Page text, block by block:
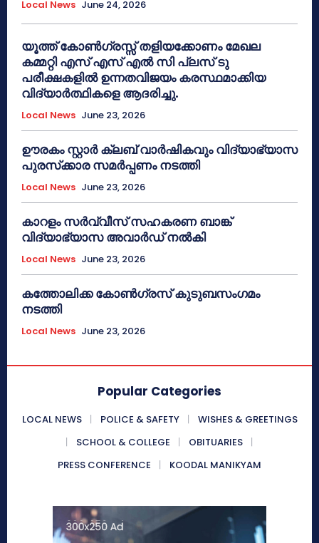
Local News June 24, 2026
യൂത്ത് കോൺഗ്രസ്സ് തളിയക്കോണം മേഖല
കമ്മറ്റി എസ് എസ് എൽ സി പ്ലസ് ടു
പരീക്ഷകളിൽ ഉന്നതവിജയം കരസ്ഥമാക്കിയ
വിദ്യാർത്ഥികളെ ആദരിച്ചു.
Local News June 23, 2026
ഊരകം സ്റ്റാർ ക്ലബ് വാർഷികവും വിദ്യാഭ്യാസ
പുരസ്‌ക്കാര സമർപ്പണം നടത്തി
Local News June 23, 2026
കാറളം സർവ്വീസ് സഹകരണ ബാങ്ക്
വിദ്യാഭ്യാസ അവാർഡ് നൽകി
Local News June 23, 2026
കത്തോലിക്ക കോൺഗ്രസ് കുടുബസംഗമം
നടത്തി
Local News June 23, 2026
Popular Categories
LOCAL NEWS POLICE & SAFETY
WISHES & GREETINGS
SCHOOL & COLLEGE
OBITUARIES
PRESS CONFERENCE
KOODAL MANIKYAM